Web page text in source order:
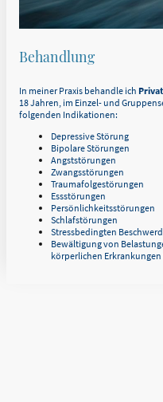
Behandlung
In meiner Praxis behandle ich
18 Jahren, im Einzel- und
folgenden Indikationen:
Depressive Störung
Bipolare Störungen
Angststörungen
Zwangsstörungen
Traumafolgestörungen
Essstörungen
Persönlichkeitsstörungen
Schlafstörungen
Stressbedingten
Bewältigung von
körperlichen